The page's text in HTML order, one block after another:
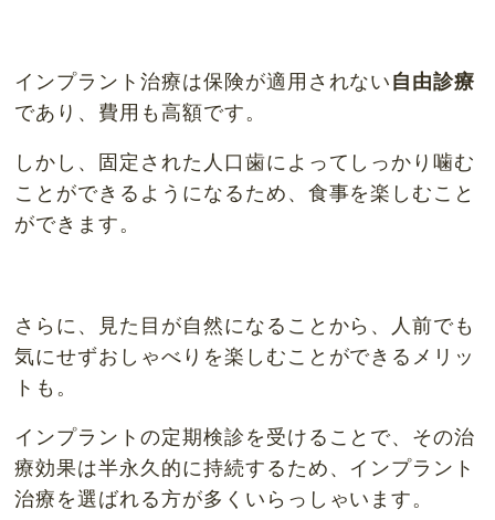
インプラント治療は保険が適用されない自由診療
であり、費用も高額です。
しかし、固定された人口歯によってしっかり噛む
ことができるようになるため、食事を楽しむこと
ができます。
さらに、見た目が自然になることから、人前でも
気にせずおしゃべりを楽しむことができるメリッ
トも。
インプラントの定期検診を受けることで、その治
療効果は半永久的に持続するため、インプラント
治療を選ばれる方が多くいらっしゃいます。